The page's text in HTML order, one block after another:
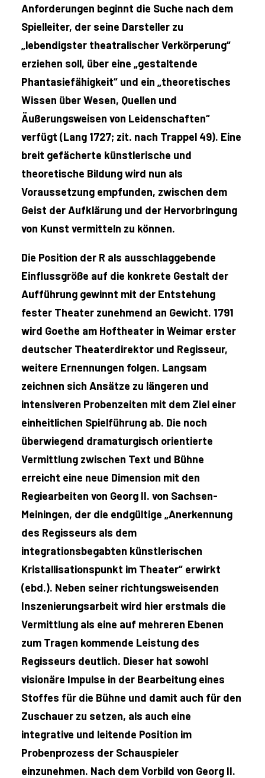
Anforderungen beginnt die Suche nach dem
Spielleiter, der seine Darsteller zu
„lebendigster theatralischer Verkörperung“
erziehen soll, über eine „gestaltende
Phantasiefähigkeit“ und ein „theoretisches
Wissen über Wesen, Quellen und
Äußerungsweisen von Leidenschaften“
verfügt (Lang 1727; zit. nach Trappel 49). Eine
breit gefächerte künstlerische und
theoretische Bildung wird nun als
Voraussetzung empfunden, zwischen dem
Geist der Aufklärung und der Hervorbringung
von Kunst vermitteln zu können.
Die Position der R als ausschlaggebende
Einflussgröße auf die konkrete Gestalt der
Aufführung gewinnt mit der Entstehung
fester Theater zunehmend an Gewicht. 1791
wird Goethe am Hoftheater in Weimar erster
deutscher Theaterdirektor und Regisseur,
weitere Ernennungen folgen. Langsam
zeichnen sich Ansätze zu längeren und
intensiveren Probenzeiten mit dem Ziel einer
einheitlichen Spielführung ab. Die noch
überwiegend dramaturgisch orientierte
Vermittlung zwischen Text und Bühne
erreicht eine neue Dimension mit den
Regiearbeiten von Georg II. von Sachsen-
Meiningen, der die endgültige „Anerkennung
des Regisseurs als dem
integrationsbegabten künstlerischen
Kristallisationspunkt im Theater“ erwirkt
(ebd.). Neben seiner richtungsweisenden
Inszenierungsarbeit wird hier erstmals die
Vermittlung als eine auf mehreren Ebenen
zum Tragen kommende Leistung des
Regisseurs deutlich. Dieser hat sowohl
visionäre Impulse in der Bearbeitung eines
Stoffes für die Bühne und damit auch für den
Zuschauer zu setzen, als auch eine
integrative und leitende Position im
Probenprozess der Schauspieler
einzunehmen. Nach dem Vorbild von Georg II.